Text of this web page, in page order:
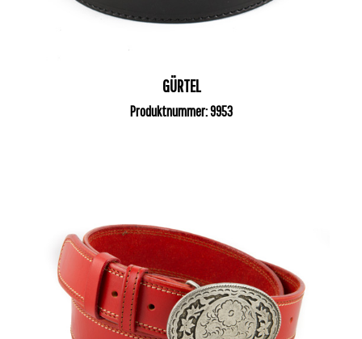
GÜRTEL
Produktnummer: 9953